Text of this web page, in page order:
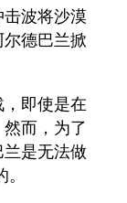
波将沙漠
德巴兰掀
即使是在
而，为了
是无法做